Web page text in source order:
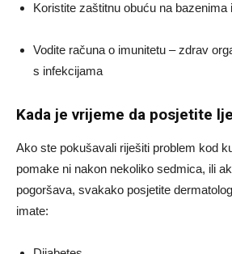
Koristite zaštitnu obuću na
Vodite računa o imunitetu – zdrav
s infekcijama
Kada je vrijeme da posjetite
Ako ste pokušavali riješiti problem kod
pomake ni nakon nekoliko sedmica, ili
pogoršava, svakako posjetite
imate: